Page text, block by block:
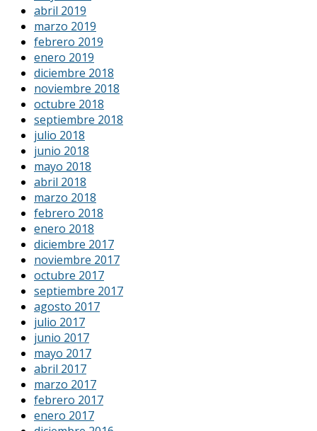
abril 2019
marzo 2019
febrero 2019
enero 2019
diciembre 2018
noviembre 2018
octubre 2018
septiembre 2018
julio 2018
junio 2018
mayo 2018
abril 2018
marzo 2018
febrero 2018
enero 2018
diciembre 2017
noviembre 2017
octubre 2017
septiembre 2017
agosto 2017
julio 2017
junio 2017
mayo 2017
abril 2017
marzo 2017
febrero 2017
enero 2017